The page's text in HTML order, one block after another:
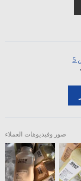
صور وفيديوهات العملاء